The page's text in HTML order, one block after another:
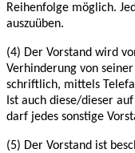
Reihenfolge möglich.
auszuüben.
(4) Der Vorstand wird
Verhinderung von seiner
schriftlich, mittels
Ist auch diese/dieser
darf jedes sonstige
(5) Der Vorstand ist